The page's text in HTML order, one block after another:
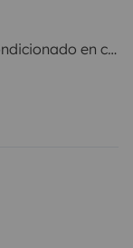
Aire acondicionado en cabina